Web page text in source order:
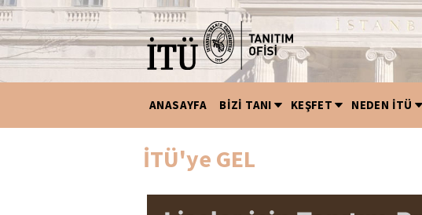
ANASAYFA BİZİ TANI KEŞFET NEDEN İTÜ
İTÜ'ye GEL